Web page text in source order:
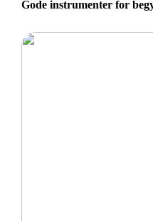
Gode instrumenter for